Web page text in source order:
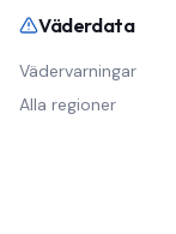
Väderdata
Vädervarningar
Alla regioner